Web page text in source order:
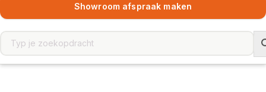
Showroom afspraak maken